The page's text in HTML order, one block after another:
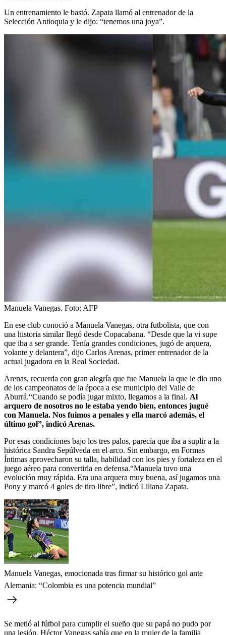
Un entrenamiento le bastó. Zapata llamó al entrenador de la
Selección Antioquia y le dijo: “tenemos una joya”.
Manuela Vanegas. Foto: AFP
En ese club conoció a Manuela Vanegas, otra futbolista, que con
una historia similar llegó desde Copacabana. “Desde que la vi supe
que iba a ser grande. Tenía grandes condiciones, jugó de arquera,
volante y delantera”, dijo Carlos Arenas, primer entrenador de la
actual jugadora en la Real Sociedad.
Arenas, recuerda con gran alegría que fue Manuela la que le dio uno
de los campeonatos de la época a ese municipio del Valle de
Aburrá.“Cuando se podía jugar mixto, llegamos a la final. Al
arquero de nosotros no le estaba yendo bien, entonces jugué
con Manuela. Nos fuimos a penales y ella marcó además, el
último gol”, indicó Arenas.
Por esas condiciones bajo los tres palos, parecía que iba a suplir a la
histórica Sandra Sepúlveda en el arco. Sin embargo, en Formas
Íntimas aprovecharon su talla, habilidad con los pies y fortaleza en el
juego aéreo para convertirla en defensa.“Manuela tuvo una
evolución muy rápida. Era una arquera muy buena, así jugamos una
Pony y marcó 4 goles de tiro libre”, indicó Liliana Zapata.
Manuela Vanegas, emocionada tras firmar su histórico gol ante
Alemania: “Colombia es una potencia mundial”
Se metió al fútbol para cumplir el sueño que su papá no pudo por
una lesión. Héctor Vanegas sabía que en la mujer de la familia